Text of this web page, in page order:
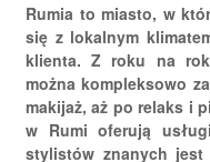
Rumia to miasto, w
się z lokalnym
klienta. Z roku na
można kompleksowo
makijaż, aż po relaks i
w Rumi oferują
stylistów znanych